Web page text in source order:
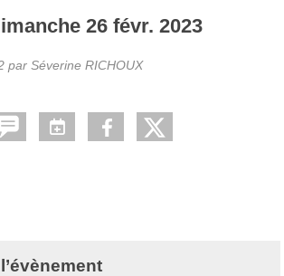
26 févr. 2023
par Séverine RICHOUX